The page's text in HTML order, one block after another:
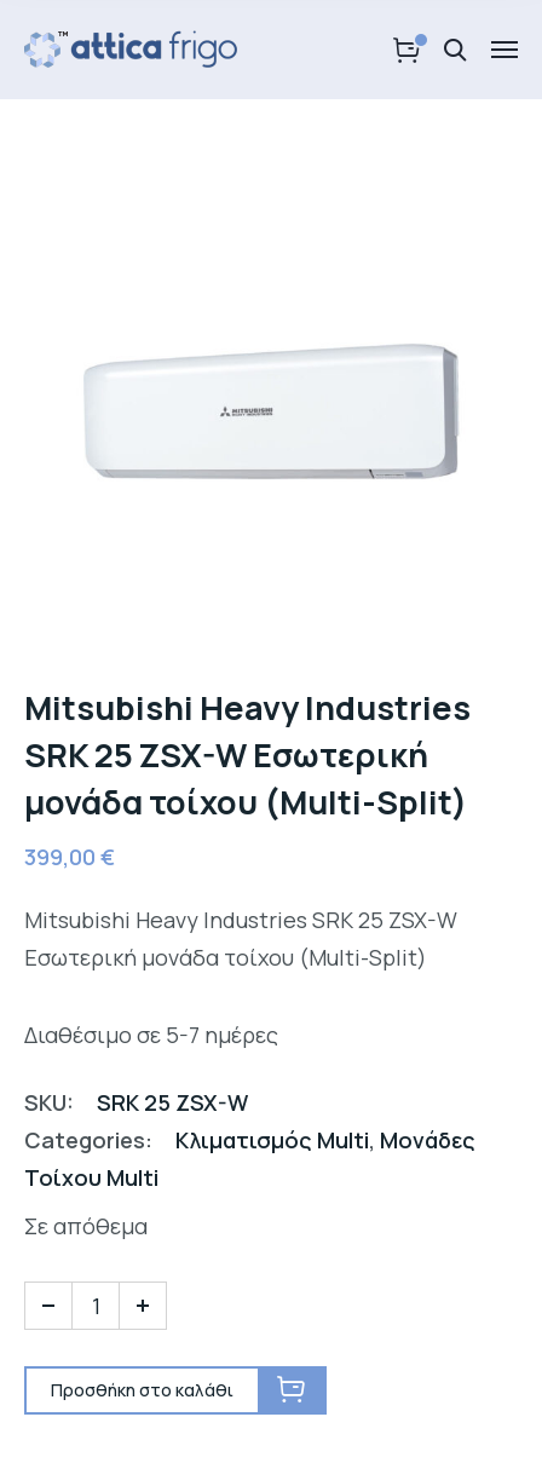
Mitsubishi Heavy Industries
SRK 25 ZSX-W Εσωτερική
μονάδα τοίχου (Multi-Split)
399,00 €
Mitsubishi Heavy Industries SRK 25 ZSX-W
Εσωτερική μονάδα τοίχου (Multi-Split)
Διαθέσιμο σε 5-7 ημέρες
SKU:
SRK 25 ZSX-W
Categories:
Κλιματισμός Multi, Μονάδες
Τοίχου Multi
Σε απόθεμα
Προσθήκη στο καλάθι